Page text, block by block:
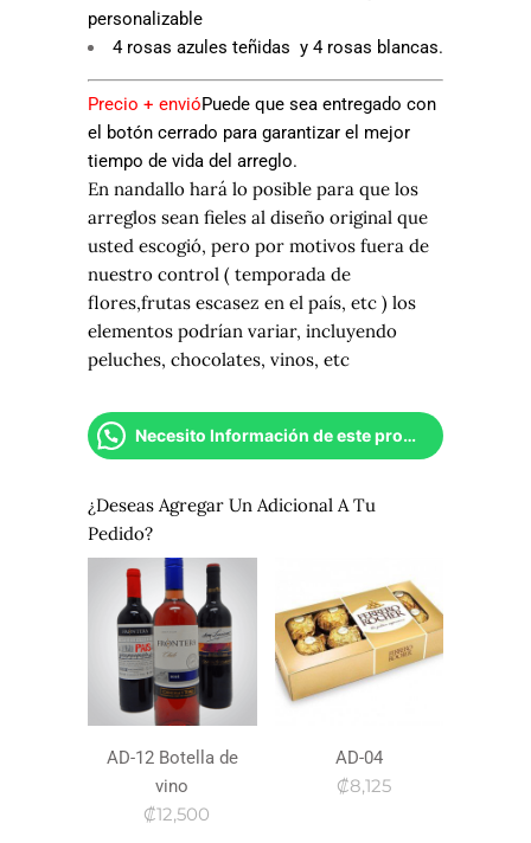
personalizable
4 rosas azules teñidas y 4 rosas blancas.
Precio + envióPuede que sea entregado con
el botón cerrado para garantizar el mejor
tiempo de vida del arreglo.
En nandallo hará lo posible para que los
arreglos sean fieles al diseño original que
usted escogió, pero por motivos fuera de
nuestro control ( temporada de
flores,frutas escasez en el país, etc ) los
elementos podrían variar, incluyendo
peluches, chocolates, vinos, etc
Necesito Información de este producto
¿Deseas Agregar Un Adicional A Tu
Pedido?
AD-12 Botella de
vino
₡12,500
AD-04
₡8,125